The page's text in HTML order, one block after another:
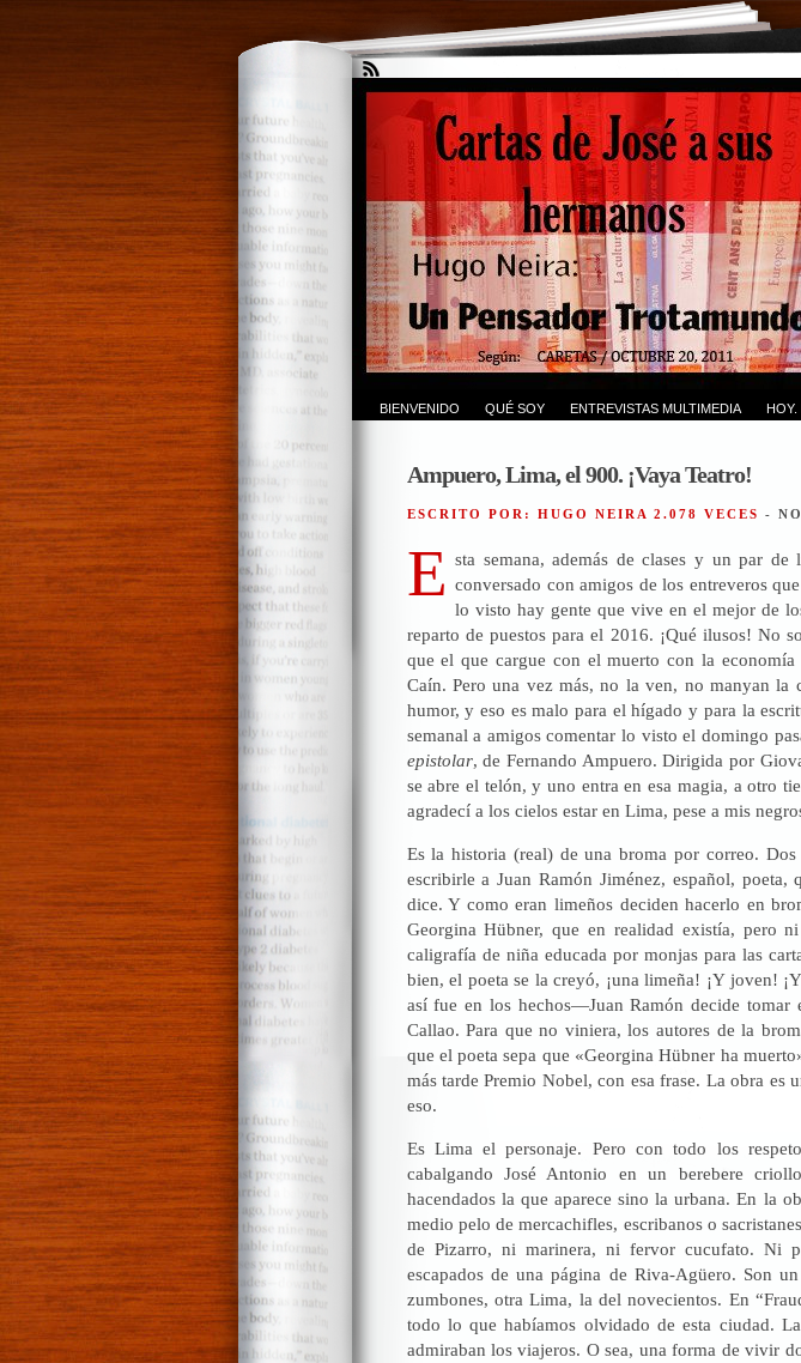
BIENVENIDO QUÉ SOY ENTREVISTAS MULTIMEDIA HOY.
Ampuero, Lima, el 900. ¡Vaya Teatro!
ESCRITO POR: HUGO NEIRA 2.078 VECES -
E sta semana, además de clases y un par
conversado con amigos de los entreveros
lo visto hay gente que vive en el mejor de
reparto de puestos para el 2016. ¡Qué ilusos! No
que el que cargue con el muerto con la
Caín. Pero una vez más, no la ven, no manyan la
humor, y eso es malo para el hígado y para la
semanal a amigos comentar lo visto el domingo
epistolar, de Fernando Ampuero. Dirigida por
se abre el telón, y uno entra en esa magia, a otro
agradecí a los cielos estar en Lima, pese a mis
Es la historia (real) de una broma por correo. Dos
escribirle a Juan Ramón Jiménez, español,
dice. Y como eran limeños deciden hacerlo en
Georgina Hübner, que en realidad existía, pero
caligrafía de niña educada por monjas para las
bien, el poeta se la creyó, ¡una limeña! ¡Y joven!
así fue en los hechos—Juan Ramón decide tomar
Callao. Para que no viniera, los autores de la
que el poeta sepa que «Georgina Hübner ha
más tarde Premio Nobel, con esa frase. La obra es
eso.
Es Lima el personaje. Pero con todo los
cabalgando José Antonio en un berebere
hacendados la que aparece sino la urbana. En la
medio pelo de mercachifles, escribanos o
de Pizarro, ni marinera, ni fervor cucufato. Ni
escapados de una página de Riva-Agüero. Son
zumbones, otra Lima, la del novecientos. En
todo lo que habíamos olvidado de esta ciudad.
admiraban los viajeros. O sea, una forma de vivir